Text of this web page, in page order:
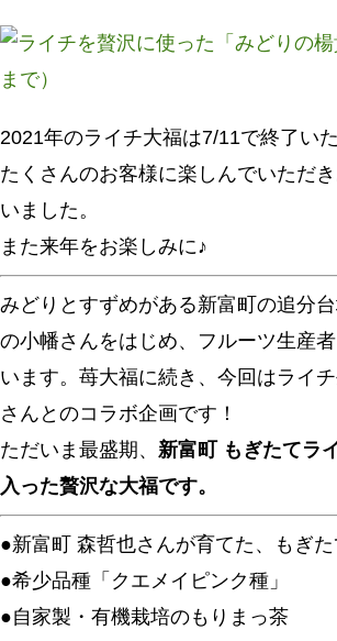
2021年のライチ大福は7/11で終了いた
たくさんのお客様に楽しんでいただ
いました。
また来年をお楽しみに♪
みどりとすずめがある新富町の追分
の小幡さんをはじめ、フルーツ生産
います。苺大福に続き、今回はライ
さんとのコラボ企画です！
ただいま最盛期、 新富町 もぎたてラ
入った贅沢な大福です。
●新富町 森哲也さんが育てた、もぎ
●希少品種「クエメイピンク種」
●自家製・有機栽培のもりまっ茶